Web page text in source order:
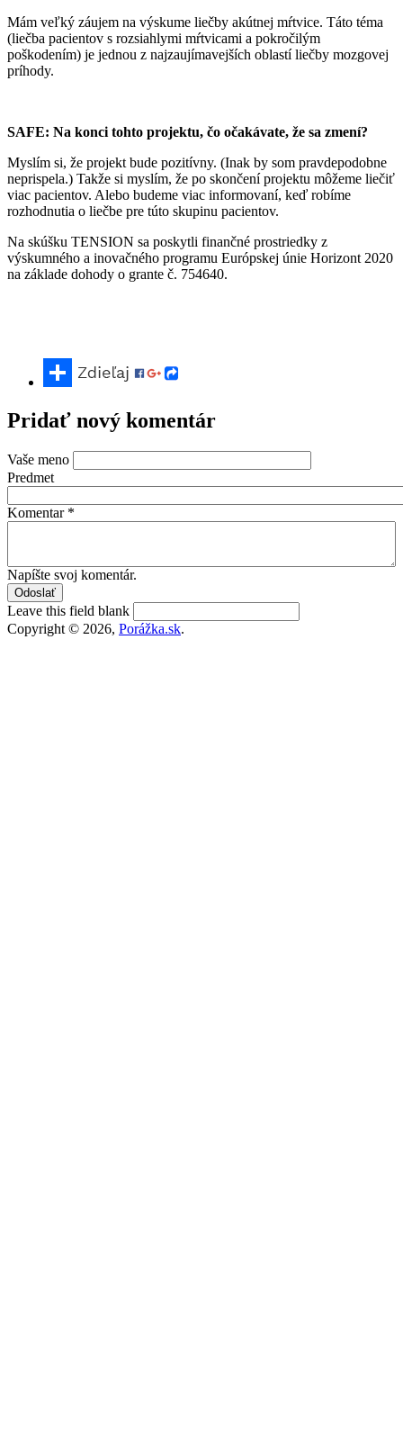
Mám veľký záujem na výskume liečby akútnej mŕtvice. Táto téma
(liečba pacientov s rozsiahlymi mŕtvicami a pokročilým
poškodením) je jednou z najzaujímavejších oblastí liečby mozgovej
príhody.
SAFE: Na konci tohto projektu, čo očakávate, že sa zmení?
Myslím si, že projekt bude pozitívny. (Inak by som pravdepodobne
neprispela.) Takže si myslím, že po skončení projektu môžeme liečiť
viac pacientov. Alebo budeme viac informovaní, keď robíme
rozhodnutia o liečbe pre túto skupinu pacientov.
Na skúšku TENSION sa poskytli finančné prostriedky z
výskumného a inovačného programu Európskej únie Horizont 2020
na základe dohody o grante č. 754640.
Pridať nový komentár
Vaše meno
Predmet
Komentar *
Napíšte svoj komentár.
Leave this field blank
Copyright © 2026, Porážka.sk.